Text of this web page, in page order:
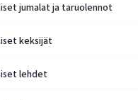
jumalat ja taruolennot
keksijät
lehdet